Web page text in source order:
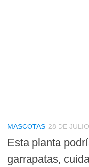
MASCOTAS 28 DE
Esta planta
garrapatas,